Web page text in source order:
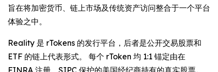
旨在将加密货币、链上市场及传统资产访问整合于一个平台
体验之中。
Reality 是 rTokens 的发行平台，后者是公开交易股票和
ETF 的链上代表形式。 每个 rToken 均 1:1 锚定由在